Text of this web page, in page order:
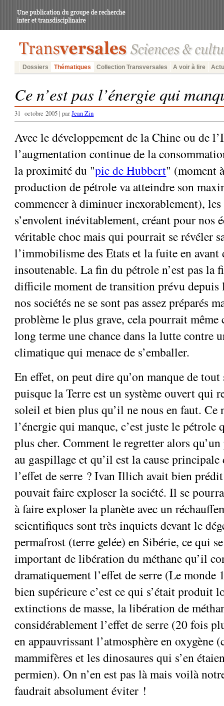
Dossiers Thématiques Collection Transversales A voir à lire
Ce n’est pas l’énergie qui
31 octobre 2005 | parJean Zin
Avec le développement de la Chine ou de
l’augmentation continue de la
la proximité du "pic de Hubbert" (moment
production de pétrole va atteindre son
commencer à diminuer inexorablement),
s’envolent inévitablement, créant pour nos
véritable choc mais qui pourrait se révéler
l’immobilisme des Etats et la fuite en
insoutenable. La fin du pétrole n’est pas la
difficile moment de transition prévu depuis
nos sociétés ne se sont pas assez préparés
problème le plus grave, cela pourrait même
long terme une chance dans la lutte contre
climatique qui menace de s’emballer.
En effet, on peut dire qu’on manque de tout
puisque la Terre est un système ouvert qui
soleil et bien plus qu’il ne nous en faut. Ce
l’énergie qui manque, c’est juste le pétrole
plus cher. Comment le regretter alors
au gaspillage et qu’il est la cause principale
l’effet de serre ? Ivan Illich avait bien
pouvait faire exploser la société. Il se
à faire exploser la planète avec un
scientifiques sont très inquiets devant le
permafrost (terre gelée) en Sibérie, ce qui
important de libération du méthane qu’il
dramatiquement l’effet de serre (Le monde
bien supérieure c’est ce qui s’était produit
extinctions de masse, la libération de
considérablement l’effet de serre (20 fois
en appauvrissant l’atmosphère en oxygène
mammifères et les dinosaures qui s’en
permien). On n’en est pas là mais voilà
faudrait absolument éviter !